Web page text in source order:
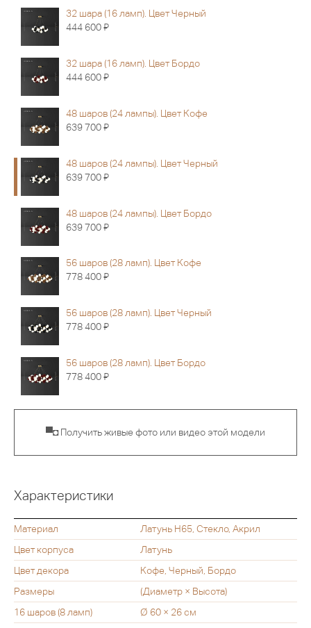
32 шара (16 ламп). Цвет Черный
444 600Я
32 шара (16 ламп). Цвет Бордо
444 600Я
48 шаров (24 лампы). Цвет Кофе
639 700Я
48 шаров (24 лампы). Цвет Черный
639 700Я
48 шаров (24 лампы). Цвет Бордо
639 700Я
56 шаров (28 ламп). Цвет Кофе
778 400Я
56 шаров (28 ламп). Цвет Черный
778 400Я
56 шаров (28 ламп). Цвет Бордо
778 400Я
▀◘ Получить живые фото или видео этой модели
Характеристики
Материал
Латунь H65, Стекло, Акрил
Цвет корпуса
Латунь
Цвет декора
Кофе, Черный, Бордо
Размеры
(Диаметр × Высота)
16 шаров (8 ламп)
Ø 60 × 26 см